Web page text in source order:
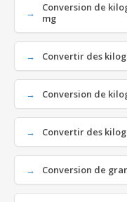
Conversion de
mg
Convertir des
Conversion de
Convertir des
Conversion de